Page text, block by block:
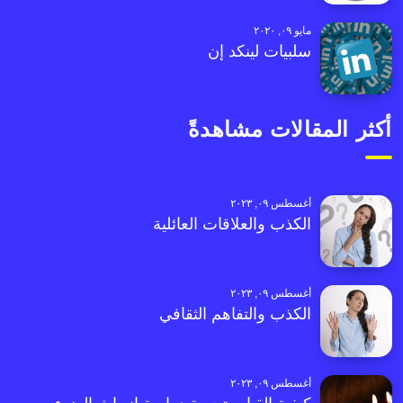
مايو ٠٩, ٢٠٢٠
سلبيات لينكد إن
أكثر المقالات مشاهدةً
أغسطس ٠٩, ٢٠٢٣
الكذب والعلاقات العائلية
أغسطس ٠٩, ٢٠٢٣
الكذب والتفاهم الثقافي
أغسطس ٠٩, ٢٠٢٣